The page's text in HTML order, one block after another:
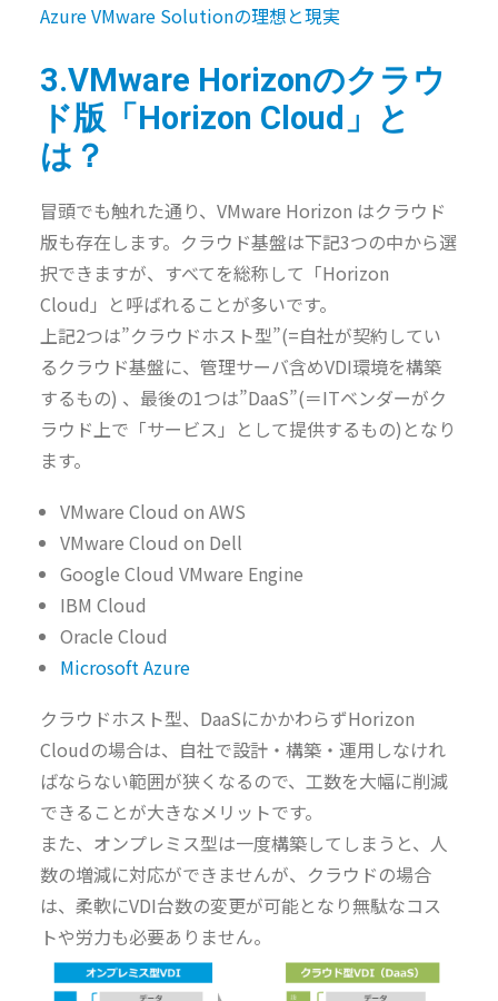
Azure VMware Solutionの理想と現実
3.VMware Horizonのクラウ
ド版「Horizon Cloud」と
は？
冒頭でも触れた通り、VMware Horizon はクラウド
版も存在します。クラウド基盤は下記3つの中から選
択できますが、すべてを総称して「Horizon
Cloud」と呼ばれることが多いです。
上記2つは”クラウドホスト型”(=自社が契約してい
るクラウド基盤に、管理サーバ含めVDI環境を構築
するもの) 、最後の1つは”DaaS”(＝ITベンダーがク
ラウド上で「サービス」として提供するもの)となり
ます。
VMware Cloud on AWS
VMware Cloud on Dell
Google Cloud VMware Engine
IBM Cloud
Oracle Cloud
Microsoft Azure
クラウドホスト型、DaaSにかかわらずHorizon
Cloudの場合は、自社で設計・構築・運用しなけれ
ばならない範囲が狭くなるので、工数を大幅に削減
できることが大きなメリットです。
また、オンプレミス型は一度構築してしまうと、人
数の増減に対応ができませんが、クラウドの場合
は、柔軟にVDI台数の変更が可能となり無駄なコス
トや労力も必要ありません。